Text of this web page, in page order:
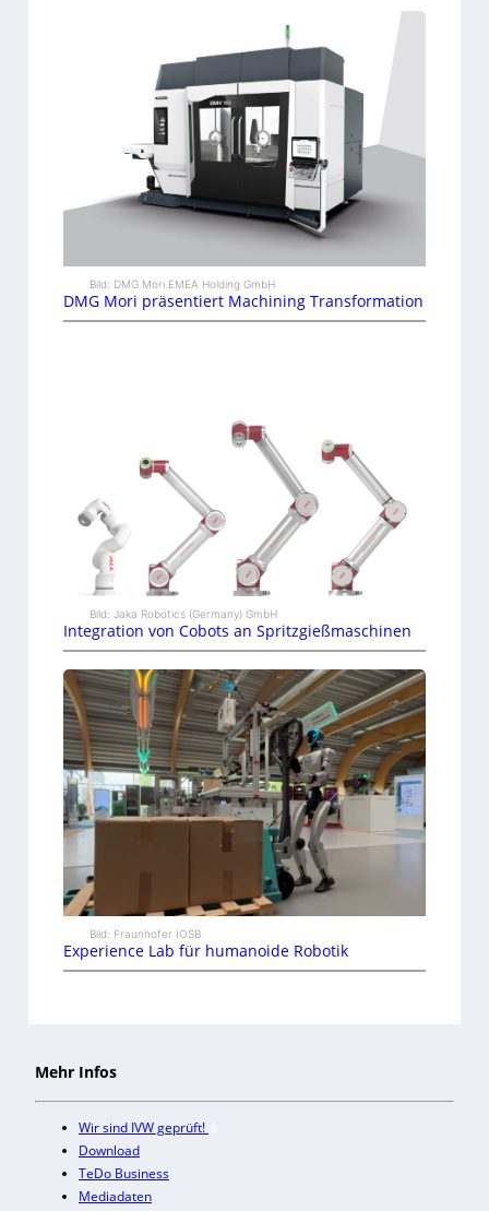
Bild: DMG Mori EMEA Holding GmbH
DMG Mori präsentiert Machining Transformation
Bild: Jaka Robotics (Germany) GmbH
Integration von Cobots an Spritzgießmaschinen
Bild: Fraunhofer IOSB
Experience Lab für humanoide Robotik
Mehr Infos
Wir sind IVW geprüft!
Download
TeDo Business
Mediadaten